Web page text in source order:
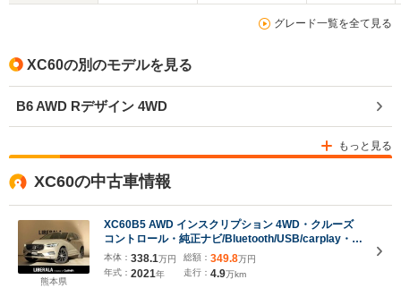
グレード一覧を全て見る
XC60の別のモデルを見る
B6 AWD Rデザイン 4WD
もっと見る
XC60の中古車情報
熊本県
XC60B5 AWD インスクリプション 4WD・クルーズ
コントロール・純正ナビ/Bluetooth/USB/carplay・全
方位カメラ・黒革シート/シートヒーター・ドライブ
レコーダー・フルセグ・ETC・純正19AW・LEDライ
本体： 338.1万円
年式： 2021年
総額： 349.8万円
走行： 4.9万km